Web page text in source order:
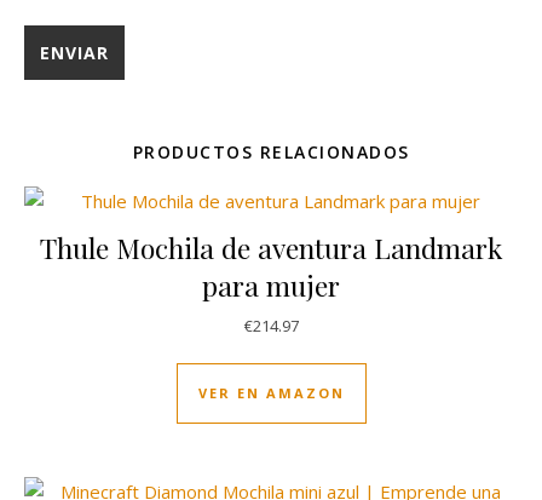
PRODUCTOS RELACIONADOS
Thule Mochila de aventura Landmark
para mujer
€214.97
VER EN AMAZON